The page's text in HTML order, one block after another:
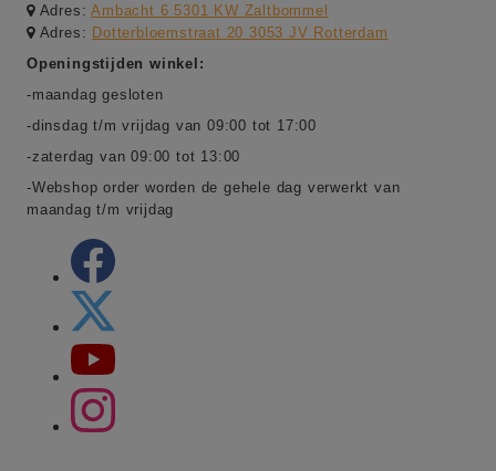
Adres:Ambacht 6 5301 KW Zaltbommel
Adres: Dotterbloemstraat 20 3053 JV Rotterdam
Openingstijden winkel:
-maandag gesloten
-dinsdag t/m vrijdag van 09:00 tot 17:00
-zaterdag van 09:00 tot 13:00
-Webshop order worden de gehele dag verwerkt van
maandag t/m vrijdag